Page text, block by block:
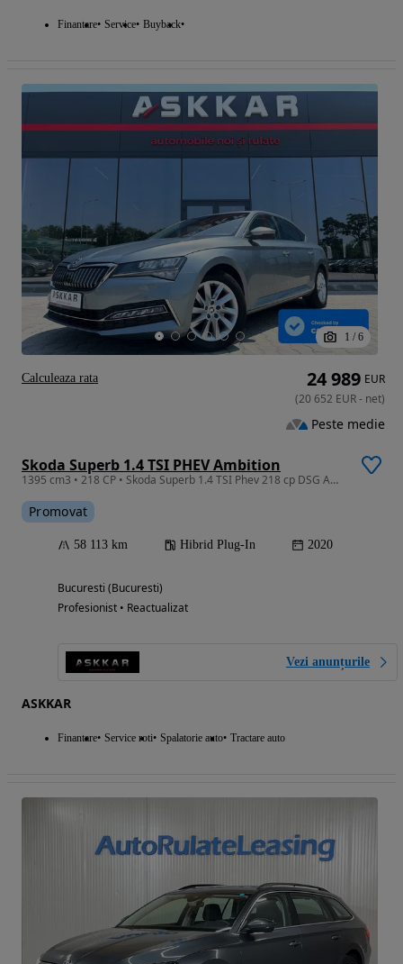
Finantare Service Buyback
1 / 6
Skoda Superb 1.4 TSI PHEV Ambition
1395 cm3 • 218 CP • Skoda Superb 1.4 TSI Phev 218 cp DSG Ambition
Promovat
58 113 km Hibrid Plug-In 2020
Bucuresti (Bucuresti)
Profesionist • Reactualizat
Vezi anunțurile
ASKKAR
Finantare Service roti Spalatorie auto Tractare auto
24 989 EUR
(20 652 EUR- net)
Peste medie
Calculeaza rata